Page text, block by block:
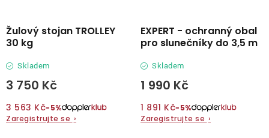
Žulový stojan TROLLEY
30 kg
Skladem
3 750 Kč
3 563 Kč−5%
Zaregistrujte se ›
EXPERT - ochranný obal
pro slunečníky do 3,5 m
Skladem
1 990 Kč
1 891 Kč−5%
Zaregistrujte se ›